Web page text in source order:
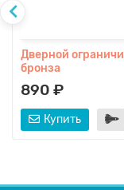
Дверной
бронза
890 ₽
Купить